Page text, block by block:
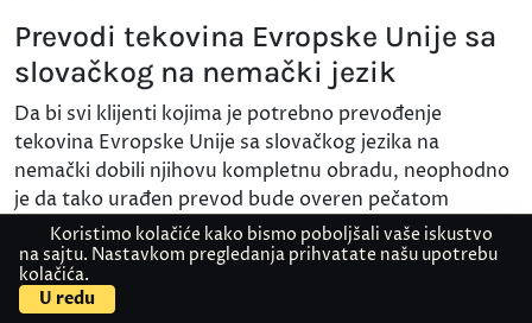
Prevodi tekovina Evropske Unije sa
slovačkog na nemački jezik
Da bi svi klijenti kojima je potrebno prevođenje
tekovina Evropske Unije sa slovačkog jezika na
nemački dobili njihovu kompletnu obradu, neophodno
je da tako urađen prevod bude overen pečatom
zvanično ovlašćenog lica, što je zapravo sudski tumač.
Upravo tu uslugu svim svojim klijentima i nudi
Prevodilački centar Akademije Oxford i na taj način
maksimalno štedi vreme svojih klijenata. Praktično
Kontaktirajte nas
Koristimo kolačiće kako bismo poboljšali vaše iskustvo
na sajtu. Nastavkom pregledanja prihvatate našu upotrebu
kolačića.
U redu